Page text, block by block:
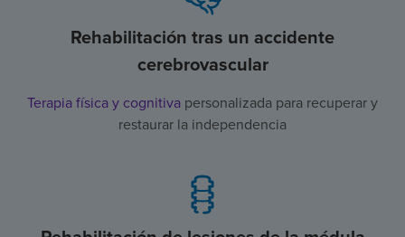
Rehabilitación tras un accidente
cerebrovascular
Terapia física y cognitiva personalizada para recuperar y
restaurar la independencia